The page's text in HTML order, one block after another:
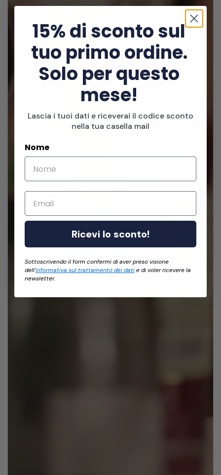
15% di sconto sul
tuo primo ordine.
Solo per questo
mese!
Lascia i tuoi dati e riceverai il codice sconto
nella tua casella mail
Nome
Email
Ricevi lo sconto!
Sottoscrivendo il form confermi di aver preso visione
dell'informativa sul trattamento dei datie di voler ricevere la
newsletter.